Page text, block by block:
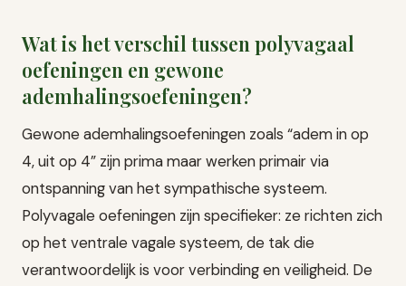
Wat is het verschil tussen polyvagaal
oefeningen en gewone
ademhalingsoefeningen?
Gewone ademhalingsoefeningen zoals “adem in op
4, uit op 4” zijn prima maar werken primair via
ontspanning van het sympathische systeem.
Polyvagale oefeningen zijn specifieker: ze richten zich
op het ventrale vagale systeem, de tak die
verantwoordelijk is voor verbinding en veiligheid. De